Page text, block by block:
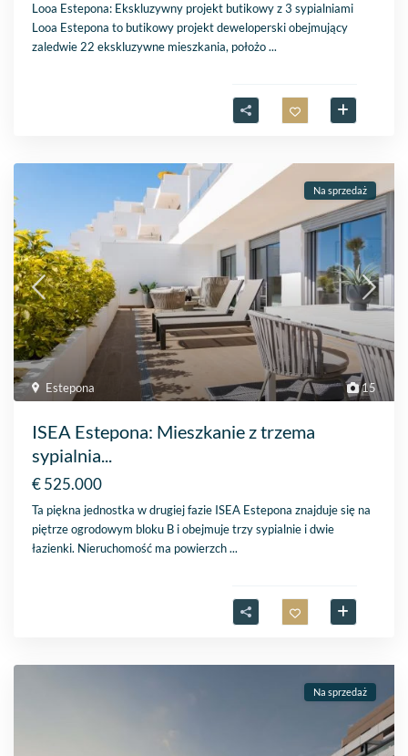
Looa Estepona: Ekskluzywny projekt butikowy z 3 sypialniami
Looa Estepona to butikowy projekt deweloperski obejmujący
zaledwie 22 ekskluzywne mieszkania, położo...
15
Estepona
Na sprzedaż
ISEA Estepona: Mieszkanie z trzema
sypialnia...
€ 525.000
Ta piękna jednostka w drugiej fazie ISEA Estepona znajduje się na
piętrze ogrodowym bloku B i obejmuje trzy sypialnie i dwie
łazienki. Nieruchomość ma powierzch...
Na sprzedaż